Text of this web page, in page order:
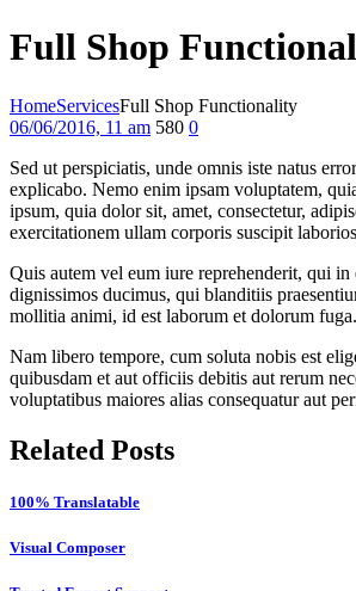
Full Shop
HomeServicesFull Shop Functionality
06/06/2016, 11 am 580 0
Sed ut perspiciatis, unde omnis iste natus
explicabo. Nemo enim ipsam voluptatem,
ipsum, quia dolor sit, amet, consectetur,
exercitationem ullam corporis suscipit
Quis autem vel eum iure reprehenderit, qui
dignissimos ducimus, qui blanditiis
mollitia animi, id est laborum et dolorum
Nam libero tempore, cum soluta nobis est
quibusdam et aut officiis debitis aut rerum
voluptatibus maiores alias consequatur aut
Related Posts
100% Translatable
Visual Composer